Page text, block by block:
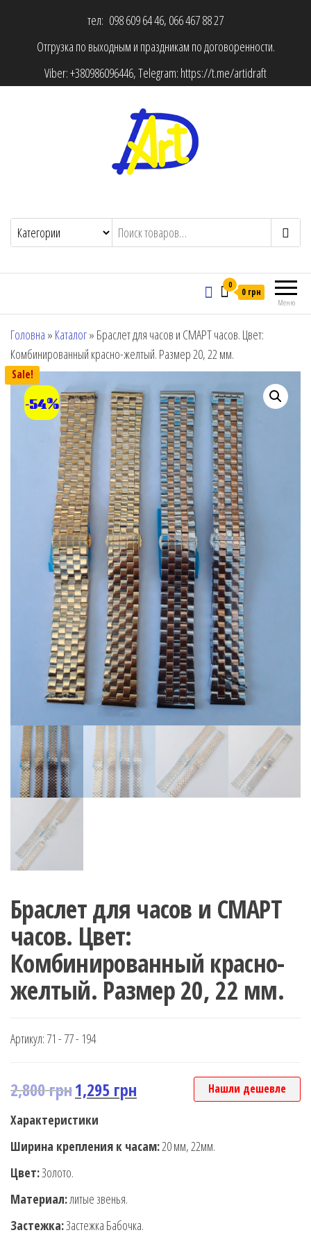
тел: 098 609 64 46, 066 467 88 27
Отгрузка по выходным и праздникам по договоренности.
Viber:+380986096446, Telegram: https://t.me/artidraft
Меню
0
0 грн
Головна » Каталог» Браслет для часов и СМАРТ часов. Цвет:
Комбинированный красно-желтый. Размер 20, 22 мм.
Sale!
-54%
Браслет для часов и СМАРТ
часов. Цвет:
Комбинированный красно-
желтый. Размер 20, 22 мм.
Артикул: 71 - 77 - 194
2,800грн1,295 грн Нашли дешевле
Характеристики
Ширина крепления к часам:20 мм, 22мм.
Цвет:Золото.
Материал:литые звенья.
Застежка:Застежка Бабочка.